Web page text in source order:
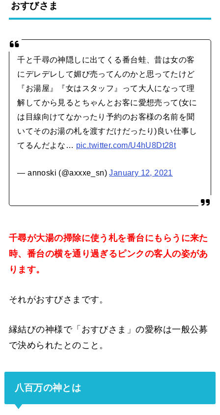
おすびさま
千と千尋の神隠しに出てくる番台蛙、昔は女の客
にデレデレして媚び売ってんのかと思ってたけど
『お湯屋』『女はスタッフ』って大人になって理
解してから見るとちゃんとお客に愛想売って(女に
は目線向けてなかったり予約のお客様の名前を聞
いてそのお湯の札を渡すだけだったり)良い仕事し
てるんだよな… pic.twitter.com/U4hU8Dt28t
— annoski (@axxxe_sn)January 12, 2021
千尋が大湯の掃除に使う札を番台にもらうに来た
時、番台の横を通り過ぎるピンクの客人の姿があ
ります。
それがおすびさまです。
縁結びの神様で「おすびさま」の愛称は一般公募
で決められたとのこと。
八百万の神とは